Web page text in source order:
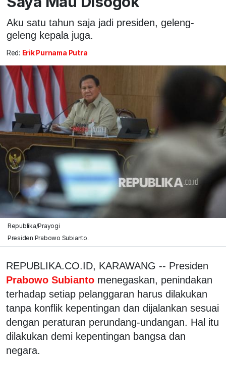
Aku satu tahun saja jadi presiden, geleng-
geleng kepala juga.
Red: Erik Purnama Putra
Republika/Prayogi
Presiden Prabowo Subianto.
REPUBLIKA.CO.ID, KARAWANG -- Presiden
Prabowo Subianto menegaskan, penindakan
terhadap setiap pelanggaran harus dilakukan
tanpa konflik kepentingan dan dijalankan sesuai
dengan peraturan perundang-undangan. Hal itu
dilakukan demi kepentingan bangsa dan
negara.